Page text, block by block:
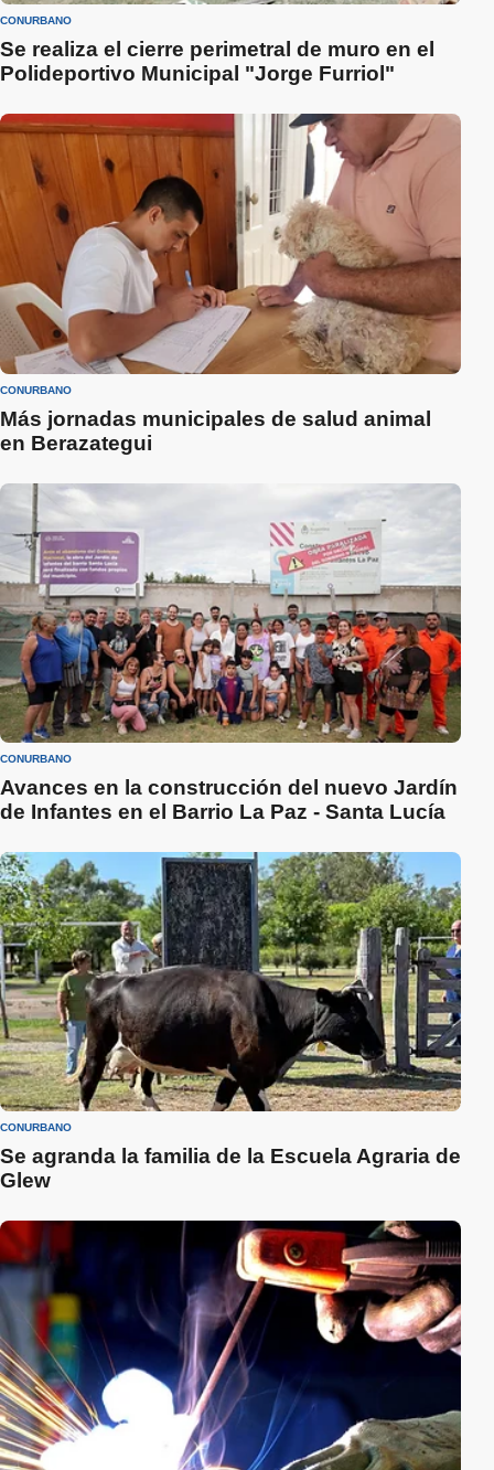
CONURBANO
Se realiza el cierre perimetral de muro en el
Polideportivo Municipal "Jorge Furriol"
CONURBANO
Más jornadas municipales de salud animal
en Berazategui
CONURBANO
Avances en la construcción del nuevo Jardín
de Infantes en el Barrio La Paz - Santa Lucía
CONURBANO
Se agranda la familia de la Escuela Agraria de
Glew